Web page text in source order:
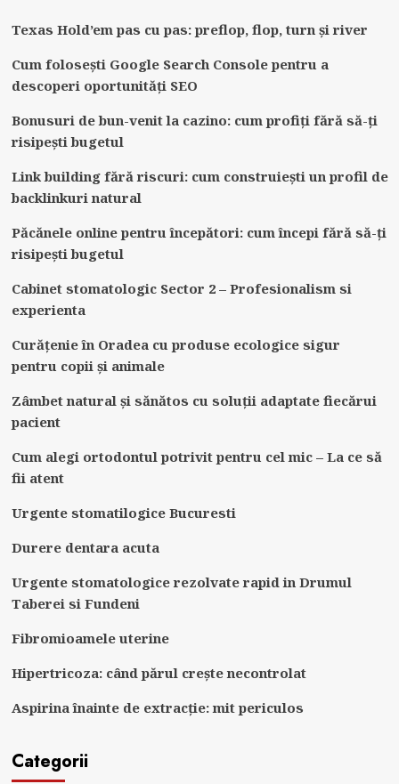
Texas Hold’em pas cu pas: preflop, flop, turn și river
Cum folosești Google Search Console pentru a
descoperi oportunități SEO
Bonusuri de bun-venit la cazino: cum profiți fără să-ți
risipești bugetul
Link building fără riscuri: cum construiești un profil de
backlinkuri natural
Păcănele online pentru începători: cum începi fără să-ți
risipești bugetul
Cabinet stomatologic Sector 2 – Profesionalism si
experienta
Curățenie în Oradea cu produse ecologice sigur
pentru copii și animale
Zâmbet natural și sănătos cu soluții adaptate fiecărui
pacient
Cum alegi ortodontul potrivit pentru cel mic – La ce să
fii atent
Urgente stomatilogice Bucuresti
Durere dentara acuta
Urgente stomatologice rezolvate rapid in Drumul
Taberei si Fundeni
Fibromioamele uterine
Hipertricoza: când părul crește necontrolat
Aspirina înainte de extracție: mit periculos
Categorii